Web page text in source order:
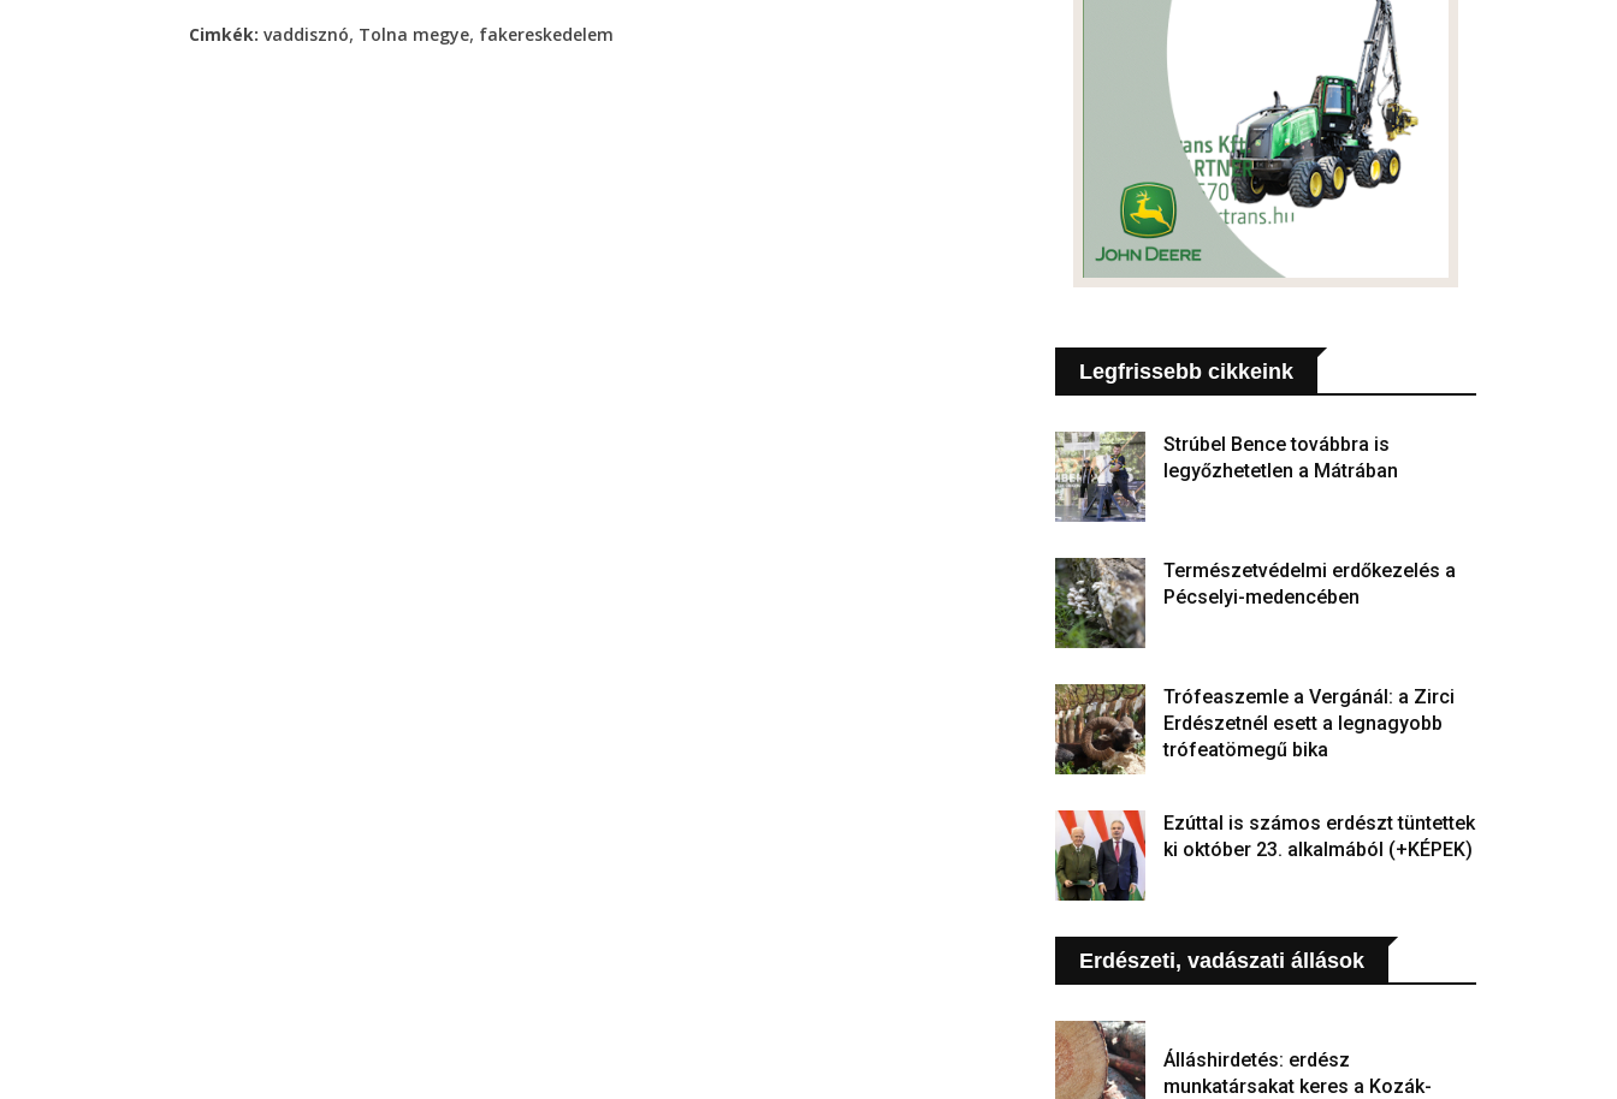
Cimkék: vaddisznó, Tolna megye, fakereskedelem
Legfrissebb cikkeink
Strúbel Bence továbbra is
legyőzhetetlen a Mátrában
Természetvédelmi erdőkezelés a
Pécselyi-medencében
Trófeaszemle a Vergánál: a Zirci
Erdészetnél esett a legnagyobb
trófeatömegű bika
Ezúttal is számos erdészt tüntettek
ki október 23. alkalmából (+KÉPEK)
Erdészeti, vadászati állások
Álláshirdetés: erdész
munkatársakat keres a Kozák-